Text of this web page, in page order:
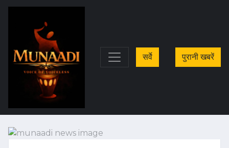
सर्वे पुरानी खबरें